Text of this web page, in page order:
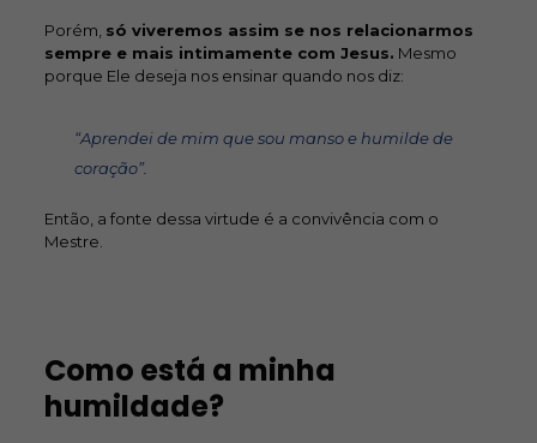
Porém, só viveremos assim se nos relacionarmos
sempre e mais intimamente com Jesus. Mesmo
porque Ele deseja nos ensinar quando nos diz:
“Aprendei de mim que sou manso e humilde de
coração”.
Então, a fonte dessa virtude é a convivência com o
Mestre.
Como está a minha
humildade?